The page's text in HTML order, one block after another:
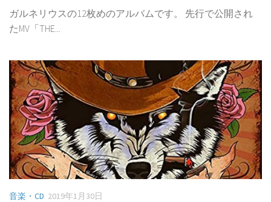
ガルネリウスの12枚めのアルバムです。 先行で公開され
たMV「THE...
音楽・CD 2019年1月30日